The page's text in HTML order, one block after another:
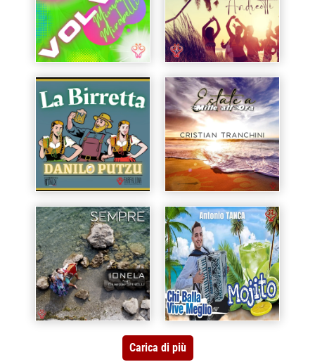
Carica di più